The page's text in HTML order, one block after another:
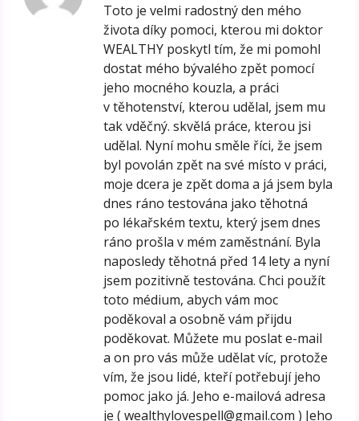
Toto je velmi radostný den mého
života díky pomoci, kterou mi doktor
WEALTHY poskytl tím, že mi pomohl
dostat mého bývalého zpět pomocí
jeho mocného kouzla, a práci
v těhotenství, kterou udělal, jsem mu
tak vděčný. skvělá práce, kterou jsi
udělal. Nyní mohu směle říci, že jsem
byl povolán zpět na své místo v práci,
moje dcera je zpět doma a já jsem byla
dnes ráno testována jako těhotná
po lékařském textu, který jsem dnes
ráno prošla v mém zaměstnání. Byla
naposledy těhotná před 14 lety a nyní
jsem pozitivně testována. Chci použít
toto médium, abych vám moc
poděkoval a osobně vám přijdu
poděkovat. Můžete mu poslat e-mail
a on pro vás může udělat víc, protože
vím, že jsou lidé, kteří potřebují jeho
pomoc jako já. Jeho e-mailová adresa
je (wealthylovespell@gmail.com ) Jeho